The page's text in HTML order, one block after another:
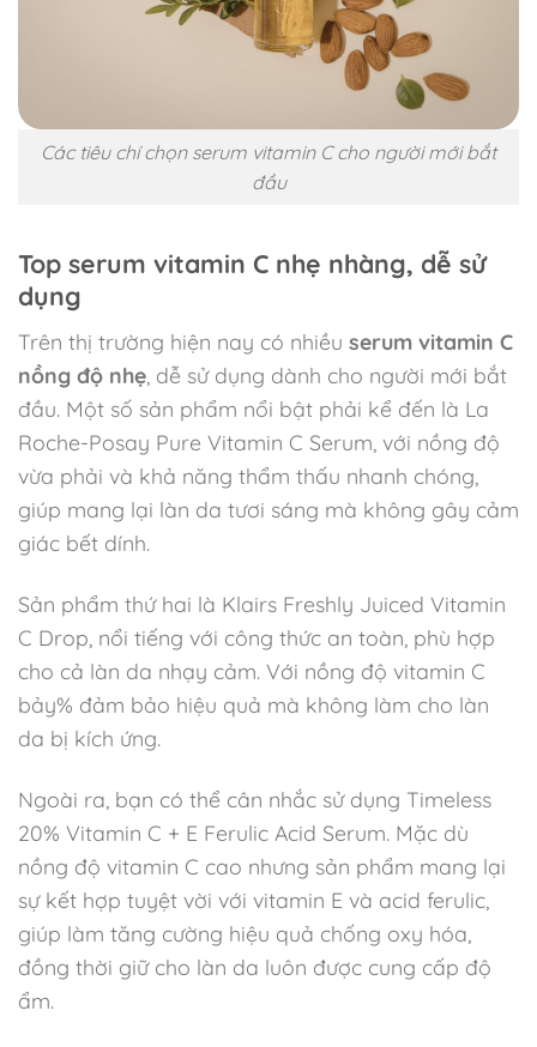
Các tiêu chí chọn serum vitamin C cho người mới bắt
đầu
Top serum vitamin C nhẹ nhàng, dễ sử
dụng
Trên thị trường hiện nay có nhiều serum vitamin C
nồng độ nhẹ , dễ sử dụng dành cho người mới bắt
đầu. Một số sản phẩm nổi bật phải kể đến là La
Roche-Posay Pure Vitamin C Serum, với nồng độ
vừa phải và khả năng thẩm thấu nhanh chóng,
giúp mang lại làn da tươi sáng mà không gây cảm
giác bết dính.
Sản phẩm thứ hai là Klairs Freshly Juiced Vitamin
C Drop, nổi tiếng với công thức an toàn, phù hợp
cho cả làn da nhạy cảm. Với nồng độ vitamin C
bảy% đảm bảo hiệu quả mà không làm cho làn
da bị kích ứng.
Ngoài ra, bạn có thể cân nhắc sử dụng Timeless
20% Vitamin C + E Ferulic Acid Serum. Mặc dù
nồng độ vitamin C cao nhưng sản phẩm mang lại
sự kết hợp tuyệt vời với vitamin E và acid ferulic,
giúp làm tăng cường hiệu quả chống oxy hóa,
đồng thời giữ cho làn da luôn được cung cấp độ
ẩm.